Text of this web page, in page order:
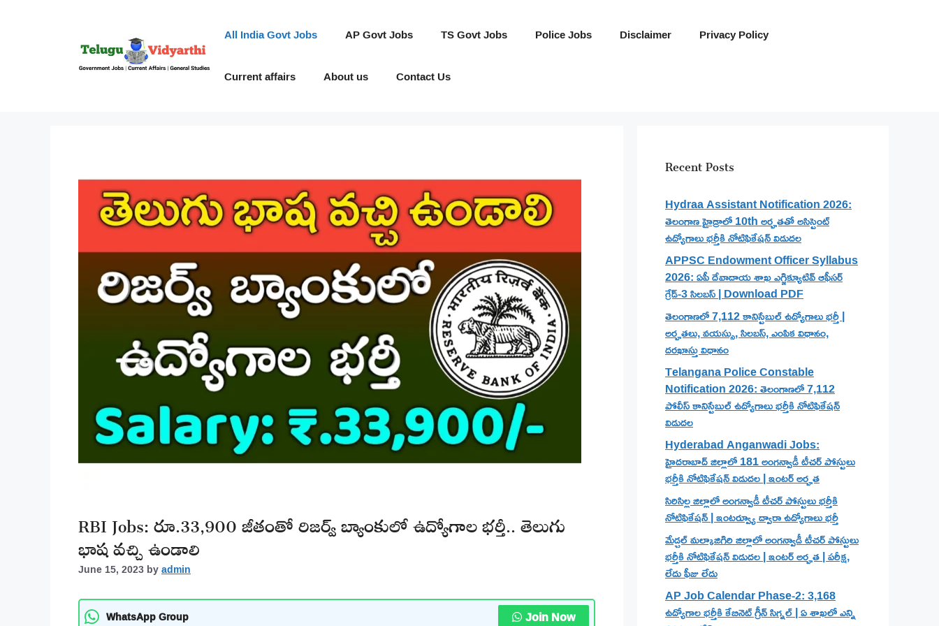
All India Govt Jobs AP Govt Jobs TS Govt Jobs Police Jobs Disclaimer Privacy Policy
Current affairs About us Contact Us
RBI Jobs: రూ.33,900 జీతంతో రిజర్వ్ బ్యాంకులో ఉద్యోగాల భర్తీ.. తెలుగు
భాష వచ్చి ఉండాలి
June 15, 2023byadmin
WhatsApp Group Join Now
Recent Posts
Hydraa Assistant Notification 2026:
తెలంగాణ హైడ్రాలో 10th అర్హతతో అసిస్టెంట్
ఉద్యోగాలు భర్తీకి నోటిఫికేషన్ విడుదల
APPSC Endowment Officer Syllabus
2026: ఏపీ దేవాదాయ శాఖ ఎగ్జిక్యూటివ్ ఆఫీసర్
గ్రేడ్-3 సిలబస్ | Download PDF
తెలంగాణలో 7,112 కానిస్టేబుల్ ఉద్యోగాలు భర్తీ |
అర్హతలు, వయస్సు, సిలబస్, ఎంపిక విధానం,
దరఖాస్తు విధానం
Telangana Police Constable
Notification 2026: తెలంగాణలో 7,112
పోలీస్ కానిస్టేబుల్ ఉద్యోగాలు భర్తీకి నోటిఫికేషన్
విడుదల
Hyderabad Anganwadi Jobs:
హైదరాబాద్ జిల్లాలో 181 అంగన్వాడీ టీచర్ పోస్టులు
భర్తీకి నోటిఫికేషన్ విడుదల | ఇంటర్ అర్హత
సిరిసిల్ల జిల్లాలో అంగన్వాడీ టీచర్ పోస్టులు భర్తీకి
నోటిఫికేషన్ | ఇంటర్వ్యూ ద్వారా ఉద్యోగాలు భర్తీ
మేడ్చల్ మల్కాజిగిరి జిల్లాలో అంగన్వాడీ టీచర్ పోస్టులు
భర్తీకి నోటిఫికేషన్ విడుదల | ఇంటర్ అర్హత | పరీక్ష,
లేదు ఫీజు లేదు
AP Job Calendar Phase-2: 3,168
ఉద్యోగాల భర్తీకి కేబినెట్ గ్రీన్ సిగ్నల్ | ఏ శాఖలో ఎన్ని